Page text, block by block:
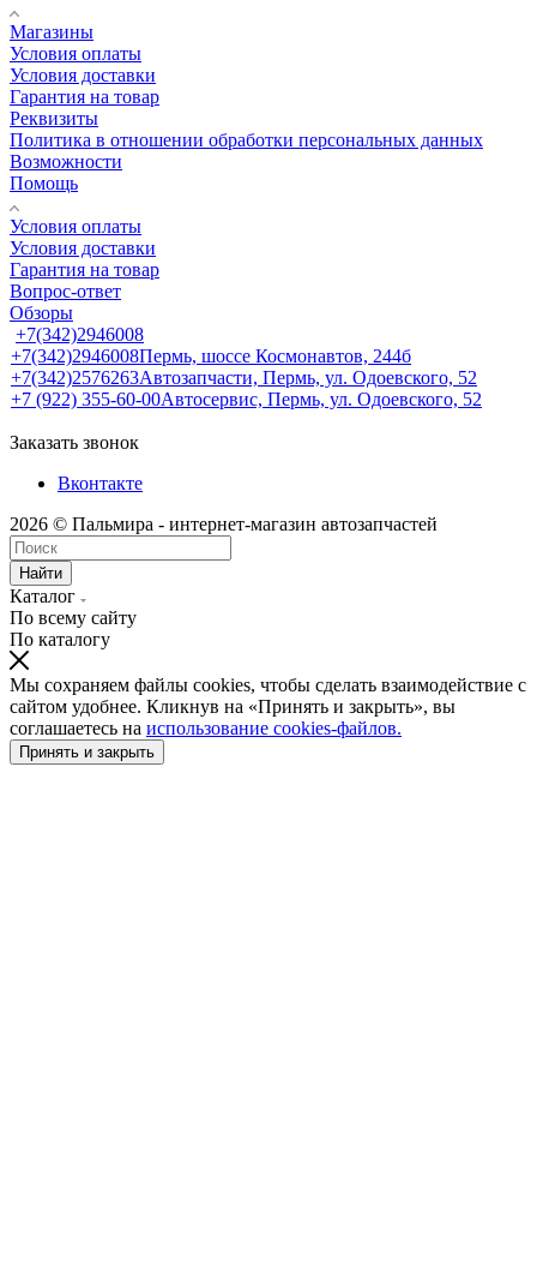
Магазины
Условия оплаты
Условия доставки
Гарантия на товар
Реквизиты
Политика в отношении обработки персональных данных
Возможности
Помощь
Условия оплаты
Условия доставки
Гарантия на товар
Вопрос-ответ
Обзоры
+7(342)2946008
+7(342)2946008Пермь, шоссе Космонавтов, 244б
+7(342)2576263Автозапчасти, Пермь, ул. Одоевского, 52
+7 (922) 355-60-00Автосервис, Пермь, ул. Одоевского, 52
Заказать звонок
Вконтакте
2026 © Пальмира - интернет-магазин автозапчастей
Найти
Каталог
По всему сайту
По каталогу
Мы сохраняем файлы cookies, чтобы сделать взаимодействие с
сайтом удобнее. Кликнув на «Принять и закрыть», вы
соглашаетесь на использование cookies-файлов.
Принять и закрыть